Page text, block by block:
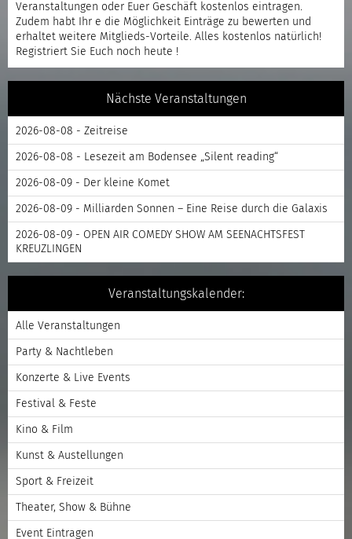
Veranstaltungen oder Euer Geschäft kostenlos eintragen.
Zudem habt Ihr e die Möglichkeit Einträge zu bewerten und
erhaltet weitere Mitglieds-Vorteile. Alles kostenlos natürlich!
Registriert Sie Euch noch heute !
Nächste Veranstaltungen
2026-08-08 - Zeitreise
2026-08-08 - Lesezeit am Bodensee „Silent reading“
2026-08-09 - Der kleine Komet
2026-08-09 - Milliarden Sonnen – Eine Reise durch die Galaxis
2026-08-09 - OPEN AIR COMEDY SHOW AM SEENACHTSFEST
KREUZLINGEN
Veranstaltungskalender:
Alle Veranstaltungen
Party & Nachtleben
Konzerte & Live Events
Festival & Feste
Kino & Film
Kunst & Austellungen
Sport & Freizeit
Theater, Show & Bühne
Event Eintragen